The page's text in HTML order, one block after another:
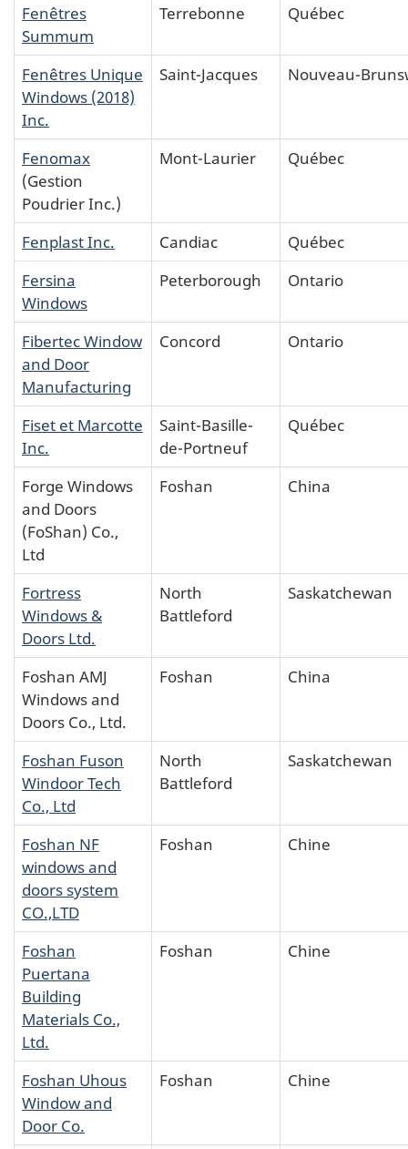
Fenêtres
Summum
Terrebonne Québec
Fenêtres Unique
Windows (2018)
Inc.
Saint-Jacques Nouveau-
Fenomax
(Gestion
Poudrier Inc.)
Mont-Laurier Québec
Fenplast Inc. Candiac
Québec
Fersina
Windows
Peterborough Ontario
Fibertec Window
and Door
Manufacturing
Concord Ontario
Fiset et Marcotte
Inc.
Saint-Basille-
de-Portneuf
Québec
Forge Windows
and Doors
(FoShan) Co.,
Ltd
Foshan China
Fortress
Windows &
Doors Ltd.
North
Battleford
Saskatchewan
Foshan AMJ
Windows and
Doors Co., Ltd.
Foshan China
Foshan Fuson
Windoor Tech
Co., Ltd
North
Battleford
Saskatchewan
Foshan NF
windows and
doors system
CO.,LTD
Foshan Chine
Foshan
Puertana
Building
Materials Co.,
Ltd.
Foshan Chine
Foshan Uhous
Window and
Door Co.
Foshan Chine